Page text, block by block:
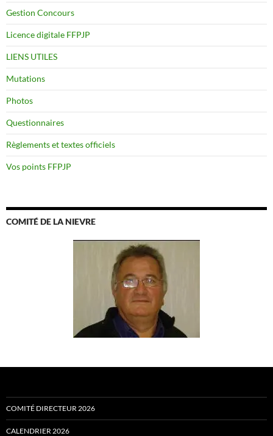
Gestion Concours
Licence digitale FFPJP
LIENS UTILES
Mutations
Photos
Questionnaires
Règlements et textes officiels
Vos points FFPJP
COMITÉ DE LA NIEVRE
COMITÉ DIRECTEUR 2026
CALENDRIER 2026